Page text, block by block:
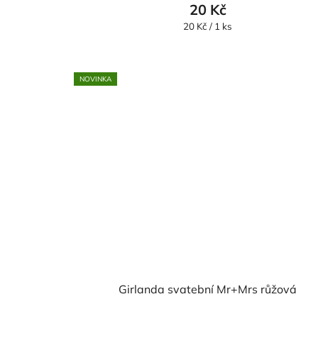
20 Kč
Měrná
20 Kč / 1 ks
NOVINKA
Girlanda svatební Mr+Mrs růžová